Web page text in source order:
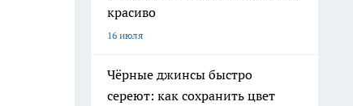
красиво
16 июля
Чёрные джинсы быстро
сереют: как сохранить цвет